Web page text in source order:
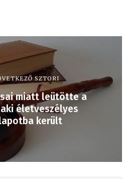
SZTORI
miatt leütötte a
életveszélyes
került